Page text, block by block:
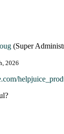
(Super
2026